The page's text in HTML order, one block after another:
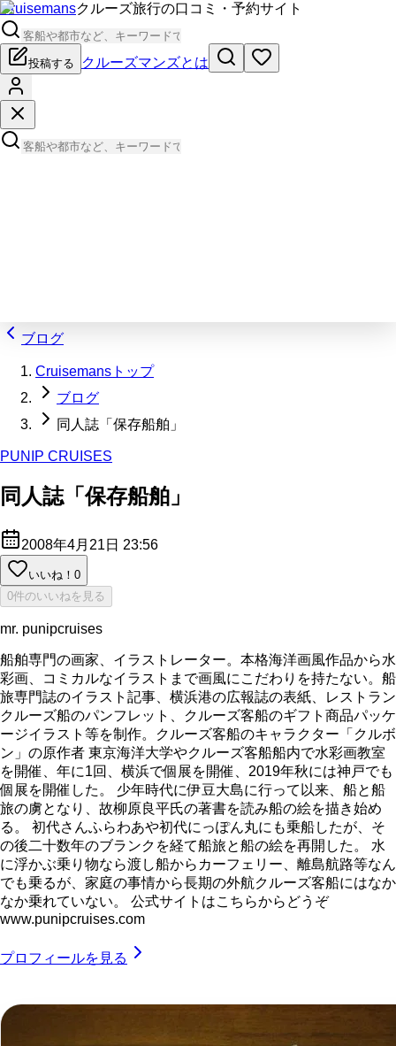
Cruisemansクルーズ旅行の口コミ・予約サイト
投稿する クルーズマンズとは
ブログ
Cruisemansトップ
ブログ
同人誌「保存船舶」
PUNIP CRUISES
同人誌「保存船舶」
2008年4月21日 23:56
いいね！ 0
0件のいいねを見る
mr. punipcruises
船舶専門の画家、イラストレーター。本格海洋画風作品から水
彩画、コミカルなイラストまで画風にこだわりを持たない。船
旅専門誌のイラスト記事、横浜港の広報誌の表紙、レストラン
クルーズ船のパンフレット、クルーズ客船のギフト商品パッケ
ージイラスト等を制作。クルーズ客船のキャラクター「クルボ
ン」の原作者 東京海洋大学やクルーズ客船船内で水彩画教室
を開催、年に1回、横浜で個展を開催、2019年秋には神戸でも
個展を開催した。 少年時代に伊豆大島に行って以来、船と船
旅の虜となり、故柳原良平氏の著書を読み船の絵を描き始め
る。 初代さんふらわあや初代にっぽん丸にも乗船したが、そ
の後二十数年のブランクを経て船旅と船の絵を再開した。 水
に浮かぶ乗り物なら渡し船からカーフェリー、離島航路等なん
でも乗るが、家庭の事情から長期の外航クルーズ客船にはなか
なか乗れていない。 公式サイトはこちらからどうぞ
www.punipcruises.com
プロフィールを見る